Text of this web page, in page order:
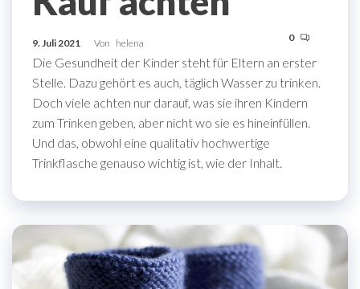
9. Juli 2021 Von helena 0
Die Gesundheit der Kinder steht für Eltern an erster
Stelle. Dazu gehört es auch, täglich Wasser zu trinken.
Doch viele achten nur darauf, was sie ihren Kindern
zum Trinken geben, aber nicht wo sie es hineinfüllen.
Und das, obwohl eine qualitativ hochwertige
Trinkflasche genauso wichtig ist, wie der Inhalt.